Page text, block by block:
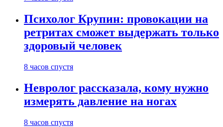
Психолог Крупин: провокации на
ретритах сможет выдержать только
здоровый человек
8 часов спустя
Невролог рассказала, кому нужно
измерять давление на ногах
8 часов спустя